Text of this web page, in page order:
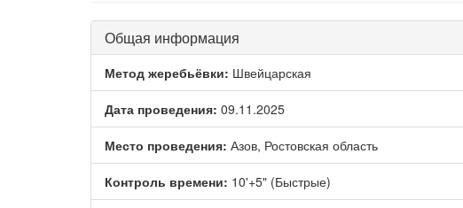
Общая информация
Метод жеребьёвки: Швейцарская
Дата проведения: 09.11.2025
Место проведения: Азов, Ростовская область
Контроль времени: 10'+5" (Быстрые)